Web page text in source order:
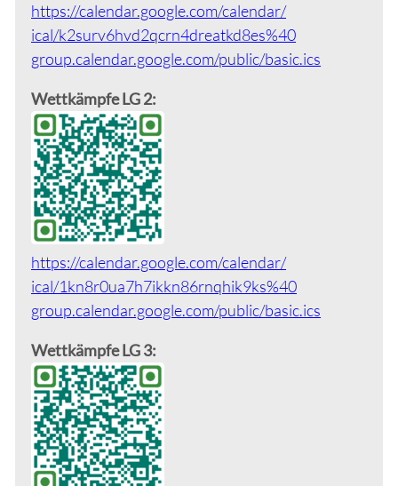
https://calendar.google.com/calendar/
ical/k2surv6hvd2qcrn4dreatkd8es%40
group.calendar.google.com/public/basic.ics
Wettkämpfe LG 2:
https://calendar.google.com/calendar/
ical/1kn8r0ua7h7ikkn86rnqhik9ks%40
group.calendar.google.com/public/basic.ics
Wettkämpfe LG 3: